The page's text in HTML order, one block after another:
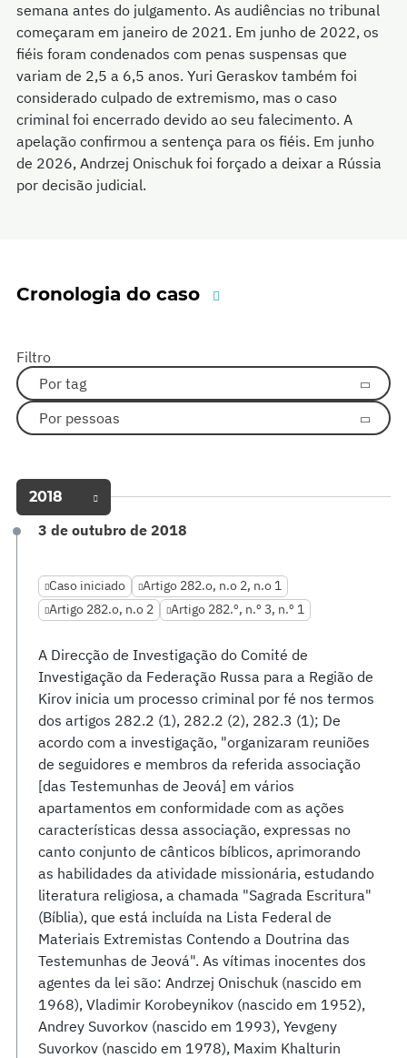
semana antes do julgamento. As audiências no tribunal
começaram em janeiro de 2021. Em junho de 2022, os
fiéis foram condenados com penas suspensas que
variam de 2,5 a 6,5 anos. Yuri Geraskov também foi
considerado culpado de extremismo, mas o caso
criminal foi encerrado devido ao seu falecimento. A
apelação confirmou a sentença para os fiéis. Em junho
de 2026, Andrzej Onischuk foi forçado a deixar a Rússia
por decisão judicial.
Cronologia do caso
Filtro
Por tag
Por pessoas
2018
3 de outubro de 2018
Caso iniciado
Artigo 282.o, n.o 2, n.o 1
Artigo 282.o, n.o 2
Artigo 282.º, n.º 3, n.º 1
A Direcção de Investigação do Comité de
Investigação da Federação Russa para a Região de
Kirov inicia um processo criminal por fé nos termos
dos artigos 282.2 (1), 282.2 (2), 282.3 (1); De
acordo com a investigação, "organizaram reuniões
de seguidores e membros da referida associação
[das Testemunhas de Jeová] em vários
apartamentos em conformidade com as ações
características dessa associação, expressas no
canto conjunto de cânticos bíblicos, aprimorando
as habilidades da atividade missionária, estudando
literatura religiosa, a chamada "Sagrada Escritura"
(Bíblia), que está incluída na Lista Federal de
Materiais Extremistas Contendo a Doutrina das
Testemunhas de Jeová". As vítimas inocentes dos
agentes da lei são: Andrzej Onischuk (nascido em
1968), Vladimir Korobeynikov (nascido em 1952),
Andrey Suvorkov (nascido em 1993), Yevgeny
Suvorkov (nascido em 1978), Maxim Khalturin